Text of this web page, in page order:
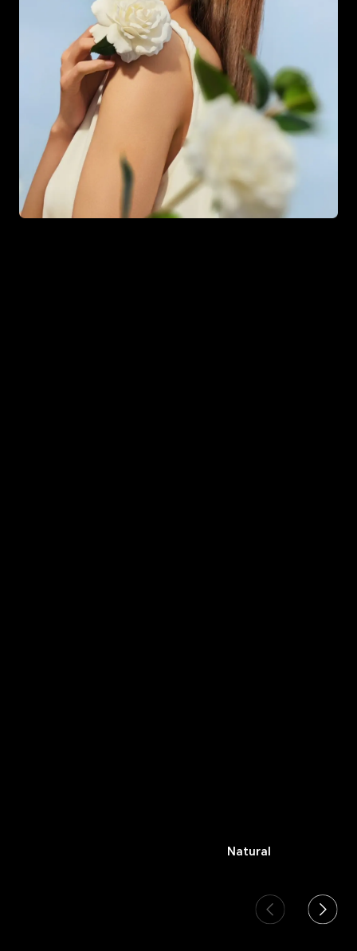
Natural